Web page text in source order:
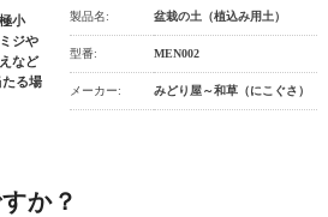
小
ジや
など
る場
製品名: 盆栽の土（植込み用土）
型番: MEN002
メーカー: みどり屋～和草（にこぐさ）
か？